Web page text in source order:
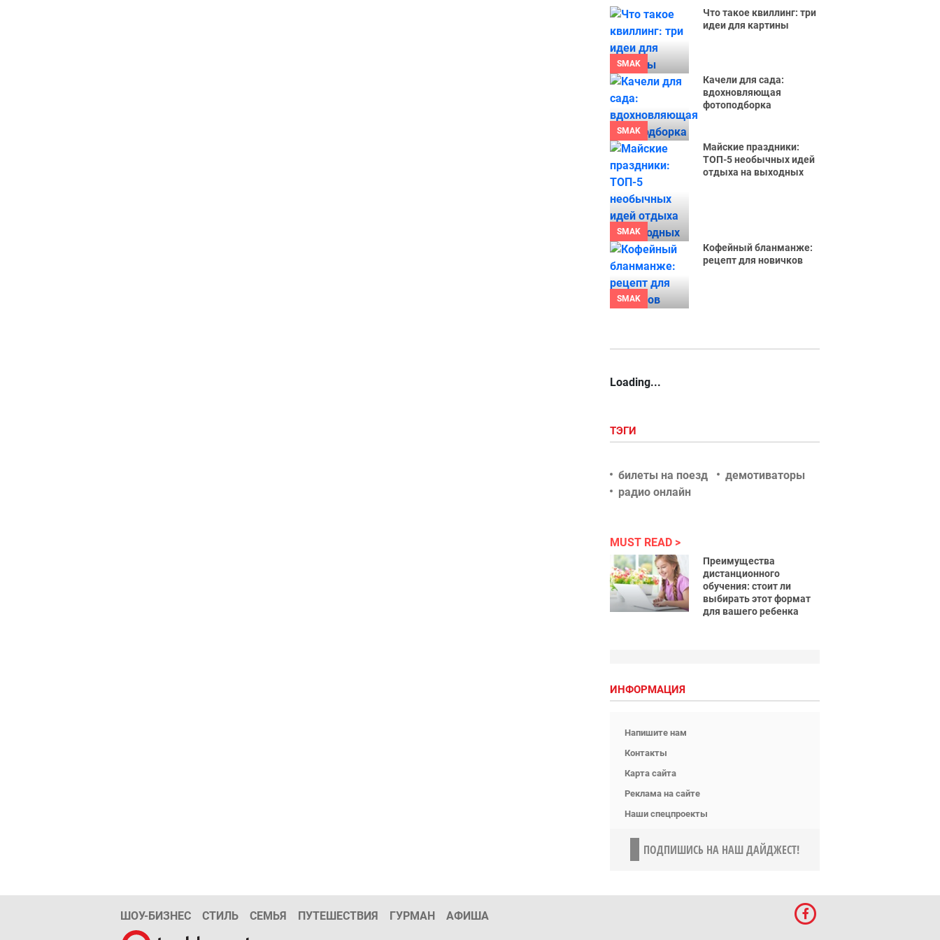
SMAK
Что такое квиллинг: три
идеи для картины
SMAK
Качели для сада:
вдохновляющая
фотоподборка
SMAK
Майские праздники:
ТОП-5 необычных идей
отдыха на выходных
SMAK
Кофейный бланманже:
рецепт для новичков
Loading...
ТЭГИ
билеты на поезд
демотиваторы
радио онлайн
MUST READ
Преимущества
дистанционного
обучения: стоит ли
выбирать этот формат
для вашего ребенка
ИНФОРМАЦИЯ
Напишите нам
Контакты
Карта сайта
Реклама на сайте
Наши спецпроекты
ПОДПИШИСЬ НА НАШ ДАЙДЖЕСТ!
ШОУ-БИЗНЕС СТИЛЬ СЕМЬЯ ПУТЕШЕСТВИЯ ГУРМАН АФИША